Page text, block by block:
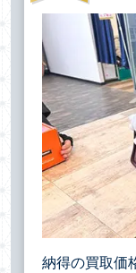
納得の買取価